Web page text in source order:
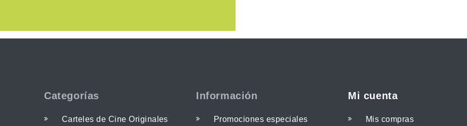
Categorías
Carteles de Cine Originales
Información
Promociones especiales
Mi cuenta
Mis compras